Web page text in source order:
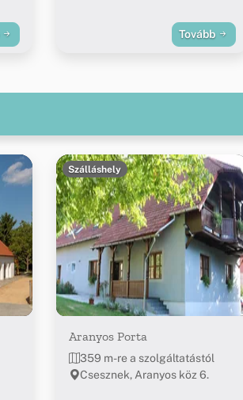
Tovább
Szálláshely
Aranyos Porta
359 m-re a szolgáltatástól
Csesznek, Aranyos köz 6.